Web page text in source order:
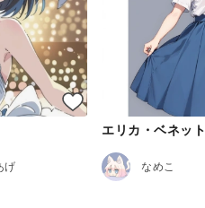
げ
エリカ・ベネット
なめこ